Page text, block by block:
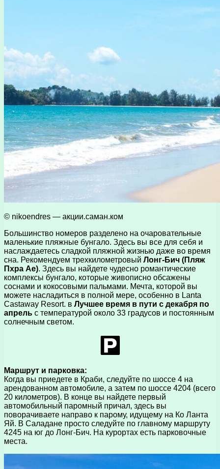
© nikoendres — акции.саман.ком
Большинство номеров разделено на очаровательные
маленькие пляжные бунгало. Здесь вы все для себя и
наслаждаетесь сладкой пляжной жизнью даже во время
сна. Рекомендуем трехкилометровый Лонг-Бич (Пляж
Пхра Ае). Здесь вы найдете чудесно романтические
комплексы бунгало, которые живописно обсажены
соснами и кокосовыми пальмами. Мечта, которой вы
можете насладиться в полной мере, особенно в Lanta
Castaway Resort. в Лучшее время в пути с декабря по
апрель с температурой около 33 градусов и постоянным
солнечным светом.
Маршрут и парковка:
Когда вы приедете в Краби, следуйте по шоссе 4 на
арендованном автомобиле, а затем по шоссе 4204 (всего
20 километров). В конце вы найдете первый
автомобильный паромный причал, здесь вы
поворачиваете направо к парому, идущему на Ко Ланта
Яй. В Саладане просто следуйте по главному маршруту
4245 на юг до Лонг-Бич. На курортах есть парковочные
места.